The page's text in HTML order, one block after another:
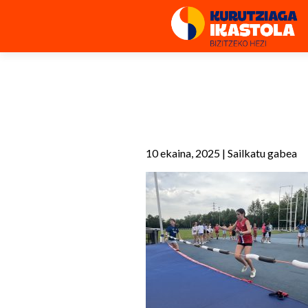
10 ekaina, 2025 | Sailkatu gabea